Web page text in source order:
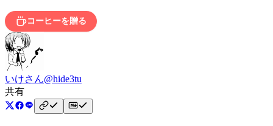
コーヒーを贈る
いけさん@hide3tu
共有